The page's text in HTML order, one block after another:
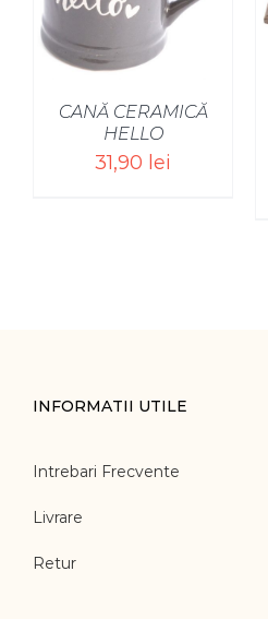
CANĂ CERAMICĂ
HELLO
31,90 lei
INFORMATII UTILE
Intrebari Frecvente
Livrare
Retur